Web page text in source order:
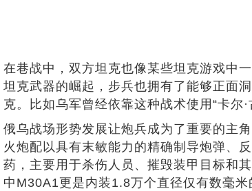
在巷战中，双方坦克也像某些坦克游戏中
坦克武器的崛起，步兵也拥有了能够正面
克。比如乌军曾经依靠这种战术使用“卡尔
俄乌战场形势发展让炮兵成为了重要的主
火炮配以具有末敏能力的精确制导炮弹、
药，主要用于杀伤人员、摧毁装甲目标和
中M30A1更是内装1.8万个直径仅有数毫